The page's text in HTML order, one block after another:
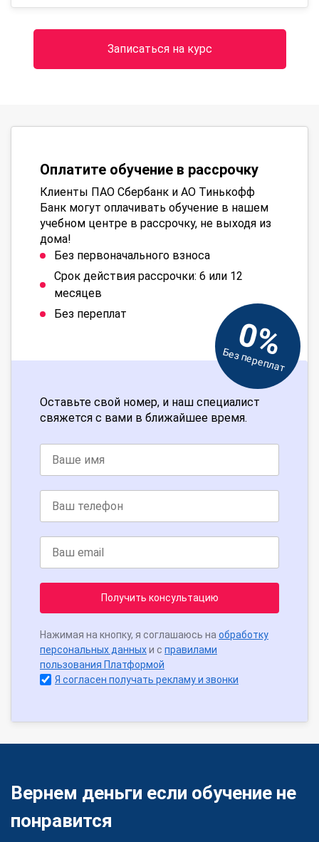
Записаться на курс
Оплатите обучение в рассрочку
Клиенты ПАО Сбербанк и АО Тинькофф
Банк могут оплачивать обучение в нашем
учебном центре в рассрочку, не выходя из
дома!
Без первоначального взноса
Срок действия рассрочки: 6 или 12
месяцев
Без переплат
0%
Без переплат
Оставьте свой номер, и наш специалист
свяжется с вами в ближайшее время.
Получить консультацию
Нажимая на кнопку, я соглашаюсь на обработку
персональных данныхи с правилами
пользования Платформой
Я согласен получать рекламу и звонки
Вернем деньги если обучение не
понравится